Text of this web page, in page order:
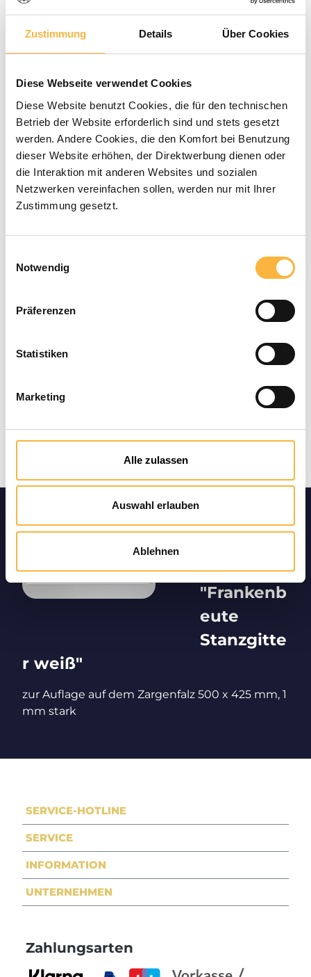
Zustimmung Details Über Cookies
Diese Webseite verwendet Cookies
Diese Website benutzt Cookies, die für den technischen
Betrieb der Website erforderlich sind und stets gesetzt
werden. Andere Cookies, die den Komfort bei Benutzung
dieser Website erhöhen, der Direktwerbung dienen oder
die Interaktion mit anderen Websites und sozialen
Netzwerken vereinfachen sollen, werden nur mit Ihrer
Zustimmung gesetzt.
Notwendig
Präferenzen
Statistiken
Marketing
Alle zulassen
Auswahl erlauben
Ablehnen
Preise inkl. MwSt. zzgl. Versandkosten
Verfügbar in der angegebenen Lieferzeit
Produkt Anzahl: Gib den
Zahlungsarten
Produktin
en
"Frankenb
eute
Stanzgitte
r weiß"
zur Auflage auf dem Zargenfalz 500 x 425 mm, 1
mm stark
SERVICE-HOTLINE
SERVICE
INFORMATION
UNTERNEHMEN
Zahlungsarten